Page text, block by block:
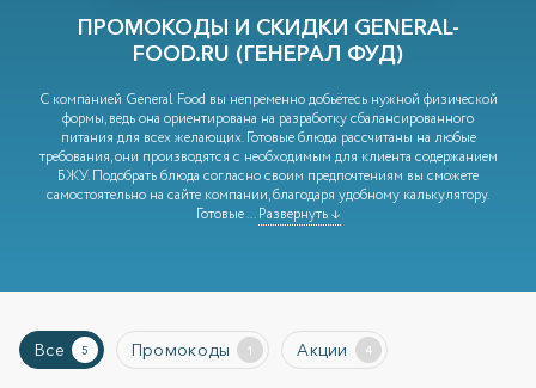
ПРОМОКОДЫ И СКИДКИ GENERAL-
FOOD.RU (ГЕНЕРАЛ ФУД)
С компанией General Food вы непременно добьётесь нужной физической
формы, ведь она ориентирована на разработку сбалансированного
питания для всех желающих. Готовые блюда рассчитаны на любые
требования, они производятся с необходимым для клиента содержанием
БЖУ. Подобрать блюда согласно своим предпочтениям вы сможете
самостоятельно на сайте компании, благодаря удобному калькулятору.
Готовые...Развернуть ↓
Все 5 Промокоды 1 Акции 4